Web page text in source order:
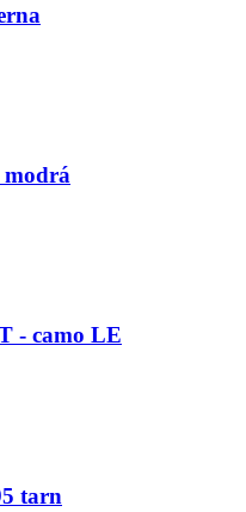
- camo LE
tarn